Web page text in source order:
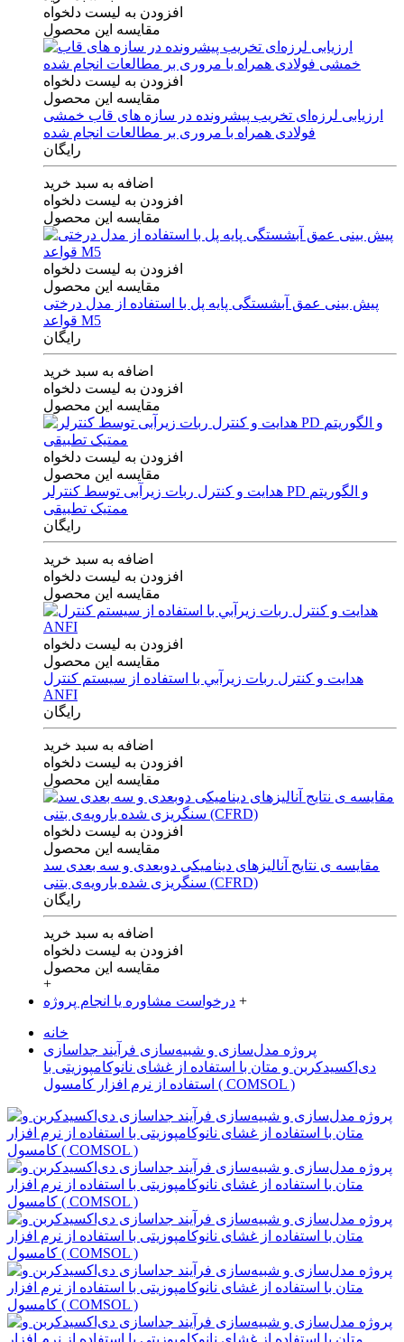
افزودن به لیست دلخواه
مقایسه این محصول
افزودن به لیست دلخواه
مقایسه این محصول
ارزیابی لرزه‌ای تخریب پیشرونده در سازه های قاب خمشی
فولادی همراه با مروری بر مطالعات انجام شده
رایگان
اضافه به سبد خرید
افزودن به لیست دلخواه
مقایسه این محصول
افزودن به لیست دلخواه
مقایسه این محصول
پیش بینی عمق آبشستگی پایه پل با استفاده از مدل درختی
قواعد M5
رایگان
اضافه به سبد خرید
افزودن به لیست دلخواه
مقایسه این محصول
افزودن به لیست دلخواه
مقایسه این محصول
هدایت و کنترل ربات زیرآبی توسط کنترلر PD و الگوریتم
ممتیک تطبیقی
رایگان
اضافه به سبد خرید
افزودن به لیست دلخواه
مقایسه این محصول
افزودن به لیست دلخواه
مقایسه این محصول
هدايت و كنترل ربات زيرآبي با استفاده از سيستم كنترل
ANFI
رایگان
اضافه به سبد خرید
افزودن به لیست دلخواه
مقایسه این محصول
افزودن به لیست دلخواه
مقایسه این محصول
مقایسه ی‌ نتایج آنالیزهای‌ دینامیکی‌ دوبعدی‌ و‌ سه بعدی‌ سد
سنگریزی‌ شده با‌رویه‌ی‌ بتنی‌ (CFRD)
رایگان
اضافه به سبد خرید
افزودن به لیست دلخواه
مقایسه این محصول
+
درخواست مشاوره یا انجام پروژه +
خانه
پروژه مدل‌سازی و شبیه‌سازی فرآیند جداسازی
دی‌اکسید‌کربن و متان با استفاده از غشای نانوکامپوزیتی با
استفاده از نرم افزار کامسول ( COMSOL )